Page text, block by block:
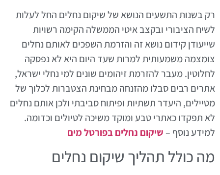
רק בשנות התשעים הנושא של שיקום נחלים החל לעלות
לשיח הציבורי ובקצב איטי הממשלה הקימה רשויות
שייעודן קידום נושא זה והזרמת השפכים לאותם נחלים
צומצמה משמעותית למרות שעד היום היא לא נפסקה
לחלוטין. מעבר להזרמת זיהומים שונים למי נחלי ישראל,
אתרים רבים סבלו מהזנחה מבחינת הצטברות לכלוך של
מטיילים, היעדר תשתיות ופיתוח סביבתי ולכן אותם נחלים
לא תפקדו כאתרי טבע ומוקד משיכה לטיולים וכדומה.
למידע נוסף – שיקום נחלים בפורטל מים
מה כולל תהליך שיקום נחלים